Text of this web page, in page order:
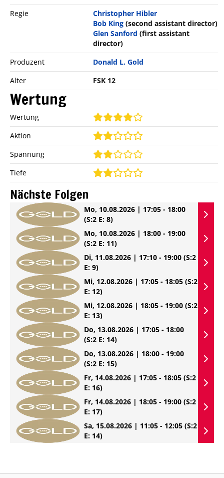
Regie
Christopher Hibler
Bob King (second assistant director)
Glen Sanford (first assistant
director)
Produzent
Donald L. Gold
Alter
FSK 12
Wertung
Wertung
Aktion
Spannung
Tiefe
Nächste Folgen
Mo, 10.08.2026 | 17:05 - 18:00
(S:2 E: 8)
Mo, 10.08.2026 | 18:00 - 19:00
(S:2 E: 11)
Di, 11.08.2026 | 17:10 - 19:00 (S:2
E: 9)
Mi, 12.08.2026 | 17:05 - 18:05 (S:2
E: 12)
Mi, 12.08.2026 | 18:05 - 19:00 (S:2
E: 13)
Do, 13.08.2026 | 17:05 - 18:00
(S:2 E: 14)
Do, 13.08.2026 | 18:00 - 19:00
(S:2 E: 15)
Fr, 14.08.2026 | 17:05 - 18:05 (S:2
E: 16)
Fr, 14.08.2026 | 18:05 - 19:00 (S:2
E: 17)
Sa, 15.08.2026 | 11:05 - 12:05 (S:2
E: 14)